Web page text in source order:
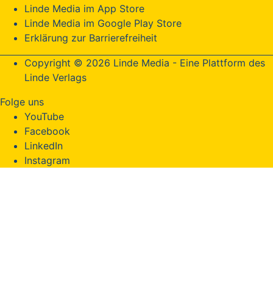
Linde Media im App Store
Linde Media im Google Play Store
Erklärung zur Barrierefreiheit
Copyright © 2026 Linde Media - Eine Plattform des
Linde Verlags
Folge uns
YouTube
Facebook
LinkedIn
Instagram